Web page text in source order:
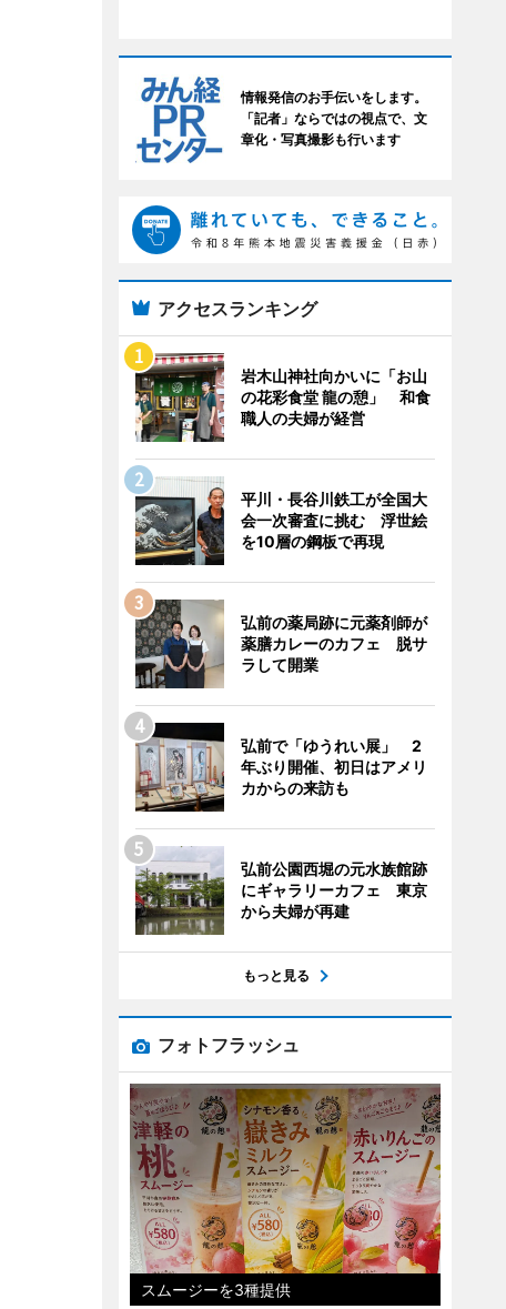
情報発信のお手伝いをします。
「記者」ならではの視点で、文
章化・写真撮影も行います
アクセスランキング
岩木山神社向かいに「お山
の花彩食堂 龍の憩」 和食
職人の夫婦が経営
平川・長谷川鉄工が全国大
会一次審査に挑む 浮世絵
を10層の鋼板で再現
弘前の薬局跡に元薬剤師が
薬膳カレーのカフェ 脱サ
ラして開業
弘前で「ゆうれい展」 2
年ぶり開催、初日はアメリ
カからの来訪も
弘前公園西堀の元水族館跡
にギャラリーカフェ 東京
から夫婦が再建
もっと見る
フォトフラッシュ
スムージーを3種提供